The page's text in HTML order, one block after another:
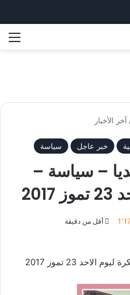
آخر الأخبار
خبر عاجل سياسة
– سياسة –
أقل من دقيقة
23 تموز 2017